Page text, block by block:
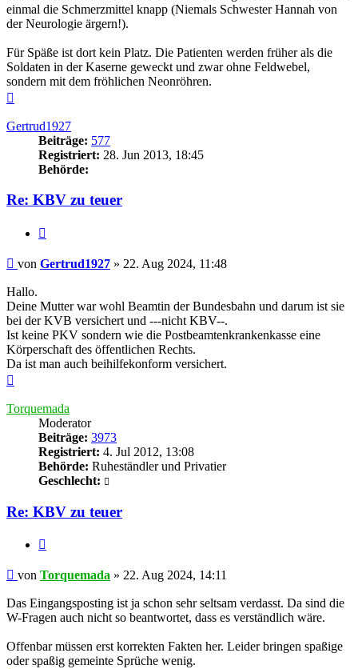
einmal die Schmerzmittel knapp (Niemals Schwester Hannah von
der Neurologie ärgern!).
Für Späße ist dort kein Platz. Die Patienten werden früher als die
Soldaten in der Kaserne geweckt und zwar ohne Feldwebel,
sondern mit dem fröhlichen Neonröhren.
Gertrud1927
Beiträge: 577
Registriert: 28. Jun 2013, 18:45
Behörde:
Re: KBV zu teuer
Beitrag
von Gertrud1927 » 22. Aug 2024, 11:48
Hallo.
Deine Mutter war wohl Beamtin der Bundesbahn und darum ist sie
bei der KVB versichert und ---nicht KBV--.
Ist keine PKV sondern wie die Postbeamtenkrankenkasse eine
Körperschaft des öffentlichen Rechts.
Da ist man auch beihilfekonform versichert.
Torquemada
Moderator
Beiträge: 3973
Registriert: 4. Jul 2012, 13:08
Behörde: Ruheständler und Privatier
Geschlecht:
Re: KBV zu teuer
Beitrag
von Torquemada » 22. Aug 2024, 14:11
Das Eingangsposting ist ja schon sehr seltsam verdasst. Da sind die
W-Fragen auch nicht so beantwortet, dass es verständlich wäre.
Offenbar müssen erst korrekten Fakten her. Leider bringen spaßige
oder spaßig gemeinte Sprüche wenig.